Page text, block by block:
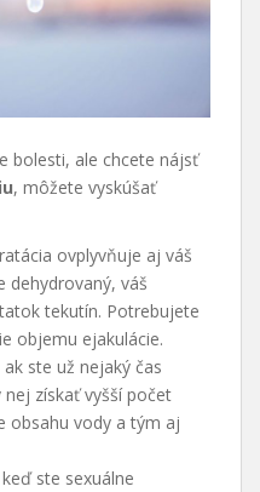
bolesti, ale chcete nájsť
, môžete vyskúšať
ovplyvňuje aj váš
dehydrovaný, váš
tekutín. Potrebujete
objemu ejakulácie.
ak ste už nejaký čas
získať vyšší počet
obsahu vody a tým aj
ste sexuálne